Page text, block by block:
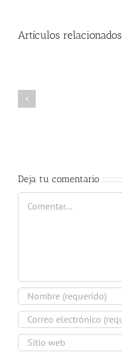
Artículos relacionados
Deja tu comentario
Comentar